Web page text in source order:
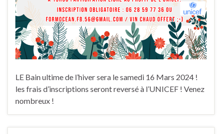
LE Bain ultime de l’hiver sera le samedi 16 Mars 2024 !
les frais d’inscriptions seront reversé à l’UNICEF ! Venez
nombreux !